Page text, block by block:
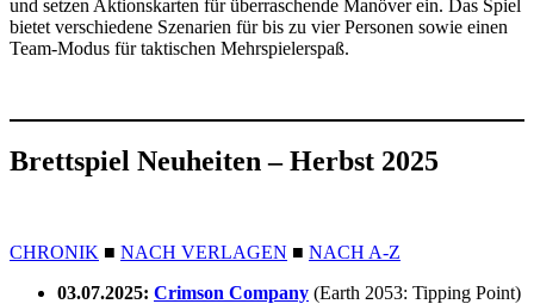
und setzen Aktionskarten für überraschende Manöver ein. Das Spiel
bietet verschiedene Szenarien für bis zu vier Personen sowie einen
Team-Modus für taktischen Mehrspielerspaß.
Brettspiel Neuheiten – Herbst 2025
CHRONIK ■ NACH VERLAGEN ■ NACH A-Z
03.07.2025: Crimson Company (Earth 2053: Tipping Point)